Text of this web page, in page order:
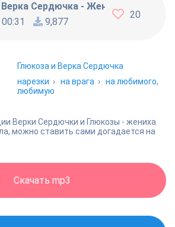
Сердючка - Жениха хотела
00:31
9,877
20
Глюкоза и Верка Сердючка
нарезки ›на врага ›на любимого,
любимую
Верки Сердючки и Глюкозы - жениха
можно ставить сами догадается на
Скачать mp3